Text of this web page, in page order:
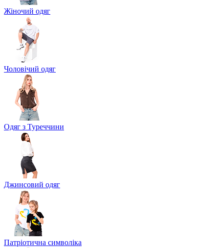
Жіночий одяг
Чоловічий одяг
Одяг з Туреччини
Джинсовий одяг
Патріотична символіка